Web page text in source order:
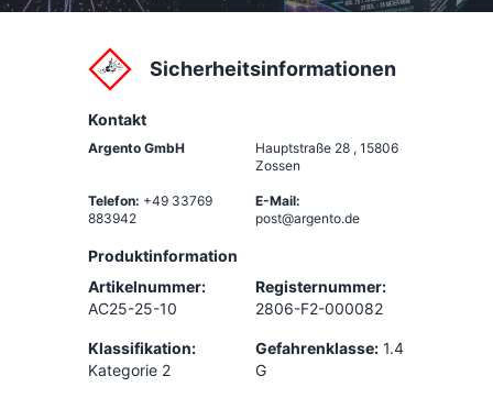
Sicherheitsinformationen
Kontakt
Argento GmbH Hauptstraße 28 , 15806
Zossen
Telefon: +49 33769
883942
E-Mail:
post@argento.de
Produktinformation
Artikelnummer:
AC25-25-10
Registernummer:
2806-F2-000082
Klassifikation:
Kategorie 2
Gefahrenklasse: 1.4
G